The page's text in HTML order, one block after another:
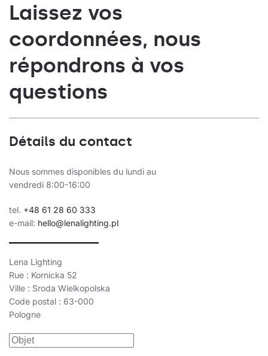
Laissez vos
coordonnées, nous
répondrons à vos
questions
Détails du contact
Nous sommes disponibles du lundi au
vendredi 8:00-16:00
tel. +48 61 28 60 333
e-mail: hello@lenalighting.pl
Lena Lighting
Rue : Kornicka 52
Ville : Sroda Wielkopolska
Code postal : 63-000
Pologne